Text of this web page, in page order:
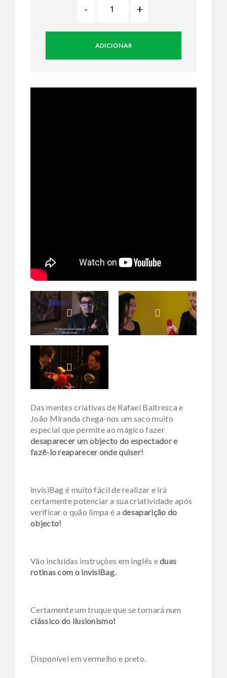
ADICIONAR
Das mentes criativas de Rafael Baltresca e
João Miranda chega-nos um saco muito
especial que permite ao mágico fazer
desaparecer um objecto do espectador e
fazê-lo reaparecer onde quiser!
invisiBag é muito fácil de realizar e irá
certamente potenciar a sua criatividade após
verificar o quão limpa é adesaparição do
objecto!
Vão incluídas instruções em inglês eduas
rotinas com o invisiBag.
Certamente um truque que se tornará num
clássico do ilusionismo!
Disponível em vermelho e preto.